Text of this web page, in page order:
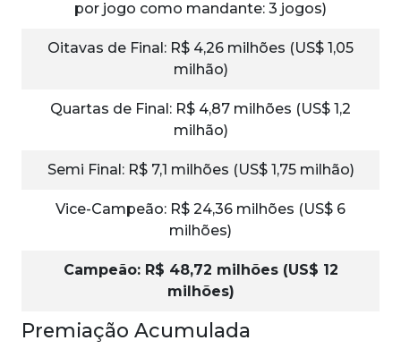
por jogo como mandante: 3 jogos)
Oitavas de Final: R$ 4,26 milhões (US$ 1,05
milhão)
Quartas de Final: R$ 4,87 milhões (US$ 1,2
milhão)
Semi Final: R$ 7,1 milhões (US$ 1,75 milhão)
Vice-Campeão: R$ 24,36 milhões (US$ 6
milhões)
Campeão: R$ 48,72 milhões (US$ 12
milhões)
Premiação Acumulada